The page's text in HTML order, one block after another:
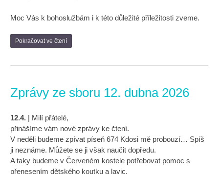
Moc Vás k bohoslužbám i k této důležité příležitosti zveme.
Pokračovat ve čtení
Zprávy ze sboru 12. dubna 2026
12.4. | Milí přátelé,
přinášíme vám nové zprávy ke čtení.
V neděli budeme zpívat píseň 674 Kdosi mě probouzí… Spíš
ji neznáme. Můžete se ji však naučit dopředu.
A taky budeme v Červeném kostele potřebovat pomoc s
přenesením dětského koutku a lavic.